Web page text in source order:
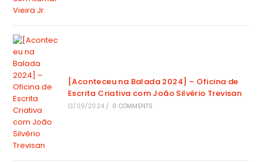
[Aconteceu na Balada 2024] – Oficina de
Escrita Criativa com João Silvério Trevisan
13/09/2024 / 0 COMMENTS